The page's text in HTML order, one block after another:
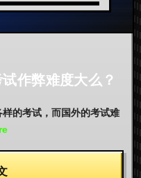
作弊难度大么？
的考试，而国外的考试难